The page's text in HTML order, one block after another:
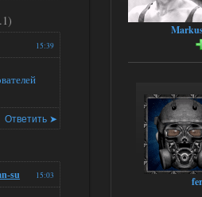
15:39
Ответить ➤
15:03
su